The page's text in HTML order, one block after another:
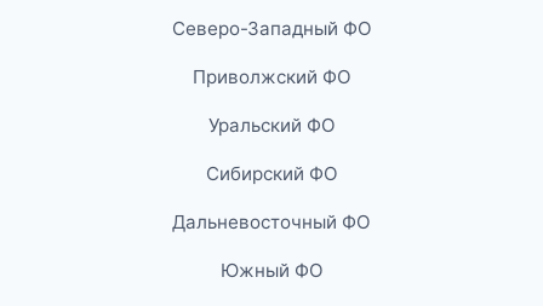
Северо-Западный ФО
Приволжский ФО
Уральский ФО
Сибирский ФО
Дальневосточный ФО
Южный ФО